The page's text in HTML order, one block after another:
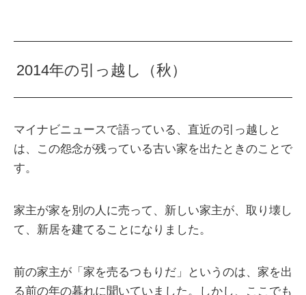
2014年の引っ越し（秋）
マイナビニュースで語っている、直近の引っ越しと
は、この怨念が残っている古い家を出たときのことで
す。
家主が家を別の人に売って、新しい家主が、取り壊し
て、新居を建てることになりました。
前の家主が「家を売るつもりだ」というのは、家を出
る前の年の暮れに聞いていました。しかし、ここでも